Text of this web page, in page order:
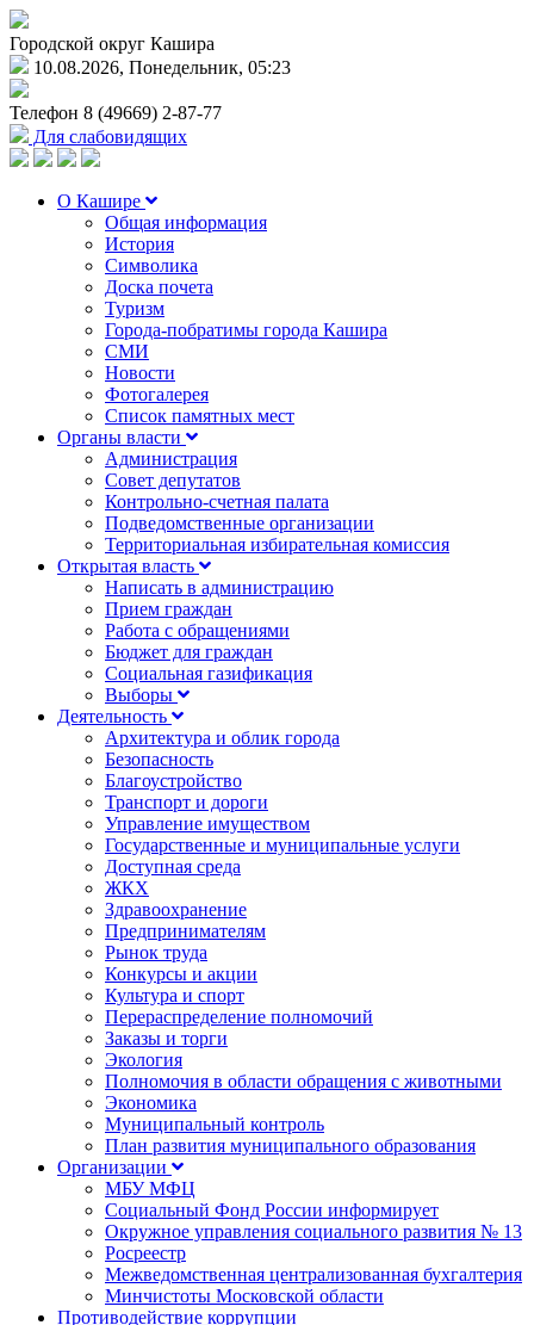
Городской округ Кашира
10.08.2026, Понедельник, 05:23
Телефон 8 (49669) 2-87-77
Для слабовидящих
О Кашире
Общая информация
История
Символика
Доска почета
Туризм
Города-побратимы города Кашира
СМИ
Новости
Фотогалерея
Список памятных мест
Органы власти
Администрация
Совет депутатов
Контрольно-счетная палата
Подведомственные организации
Территориальная избирательная комиссия
Открытая власть
Написать в администрацию
Прием граждан
Работа с обращениями
Бюджет для граждан
Социальная газификация
Выборы
Деятельность
Архитектура и облик города
Безопасность
Благоустройство
Транспорт и дороги
Управление имуществом
Государственные и муниципальные услуги
Доступная среда
ЖКХ
Здравоохранение
Предпринимателям
Рынок труда
Конкурсы и акции
Культура и спорт
Перераспределение полномочий
Заказы и торги
Экология
Полномочия в области обращения с животными
Экономика
Муниципальный контроль
План развития муниципального образования
Организации
МБУ МФЦ
Социальный Фонд России информирует
Окружное управления социального развития № 13
Росреестр
Межведомственная централизованная бухгалтерия
Минчистоты Московской области
Противодействие коррупции